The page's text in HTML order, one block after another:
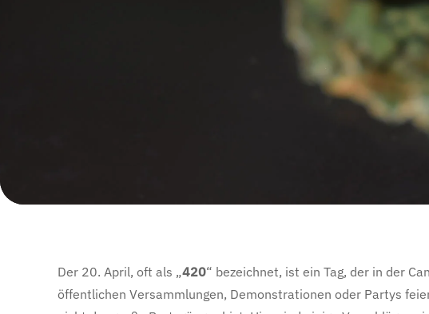
Der 20. April, oft als „420“ bezeichnet, ist ein Tag, der in der
öffentlichen Versammlungen, Demonstrationen oder Partys